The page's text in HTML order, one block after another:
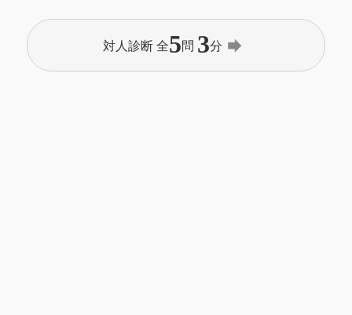
対人診断 全5問 3分 forward